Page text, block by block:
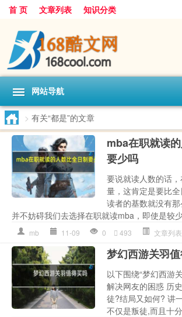
首 页 文章列表 知识分类
网站导航
> 有关“都是”的文章
mba在职就读
要少吗
要说就读人数的话
量，这肯定是要比
读者的基数就没有
并不妨碍我们去选择在职就读mba，即使是较
mb 11-09 0 493 文章列表
梦幻西游关羽
以下围绕“梦幻西游
解决网友的困惑 历
徒?结局又如何? 讲
不仅是叛徒,而且十